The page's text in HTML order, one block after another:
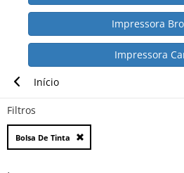
Impressora
Impressora
Início
Filtros
Bolsa De Tinta